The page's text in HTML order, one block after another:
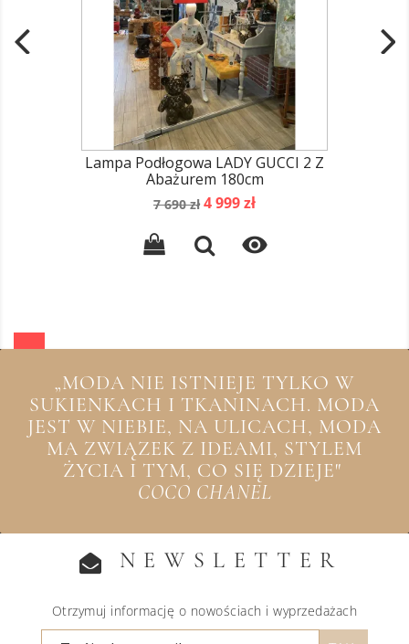
Lampa Podłogowa LADY GUCCI 2 Z
Abażurem 180cm
Cena
7 690 zł Cena
4 999 zł

„MODA NIE ISTNIEJE TYLKO W
SUKIENKACH I TKANINACH. MODA
JEST W NIEBIE, NA ULICACH, MODA
MA ZWIĄZEK Z IDEAMI, STYLEM
ŻYCIA I TYM, CO SIĘ DZIEJE"
COCO CHANEL
NEWSLETTER
Otrzymuj informację o nowościach i wyprzedażach